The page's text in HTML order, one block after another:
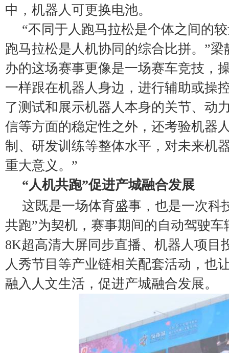
中，机器人可更换电池。
“不同于人跑马拉松是个体之间的
跑马拉松是人机协同的综合比拼。”梁
办的这场赛事更像是一场赛车竞技，
一样跟在机器人身边，进行辅助或操
了测试和展示机器人本身的关节、动
信等方面的稳定性之外，还考验机器
制、研发训练等整体水平，对未来机
重大意义。”
“人机共跑”促进产城融合发展
这既是一场体育盛事，也是一次科
共跑”为契机，赛事期间的自动驾驶车
8K超高清大屏同步直播、机器人项目
人秀节目等产业链相关配套活动，也
融入人文生活，促进产城融合发展。